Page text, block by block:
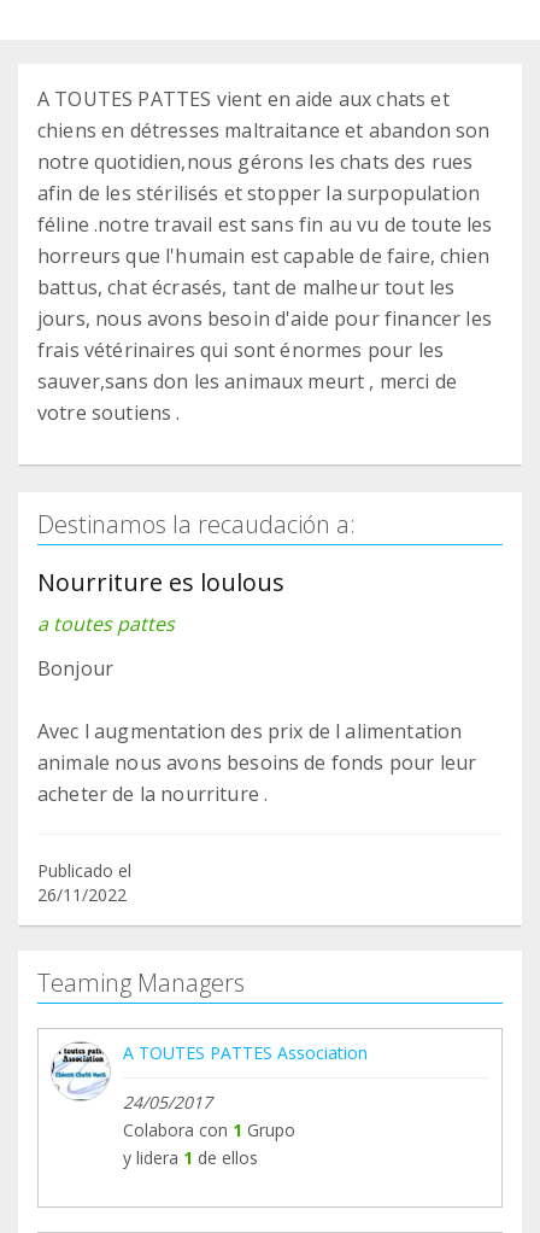
A TOUTES PATTES vient en aide aux chats et
chiens en détresses maltraitance et abandon son
notre quotidien,nous gérons les chats des rues
afin de les stérilisés et stopper la surpopulation
féline .notre travail est sans fin au vu de toute les
horreurs que l'humain est capable de faire, chien
battus, chat écrasés, tant de malheur tout les
jours, nous avons besoin d'aide pour financer les
frais vétérinaires qui sont énormes pour les
sauver,sans don les animaux meurt , merci de
votre soutiens .
Destinamos la recaudación a:
Nourriture es loulous
a toutes pattes
Bonjour
Avec l augmentation des prix de l alimentation
animale nous avons besoins de fonds pour leur
acheter de la nourriture .
Publicado el
26/11/2022
Teaming Managers
A TOUTES PATTES Association
24/05/2017
Colabora con 1 Grupo
y lidera 1 de ellos